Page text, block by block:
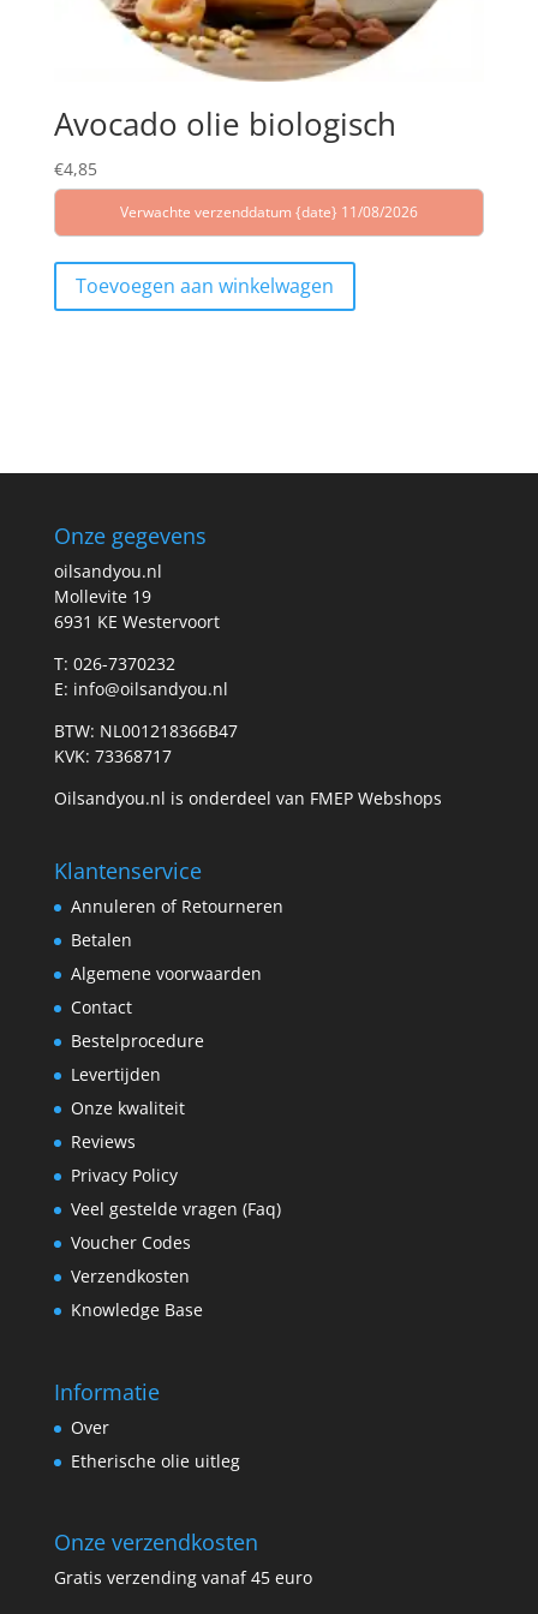
Avocado olie biologisch
€4,85
Verwachte verzenddatum {date} 11/08/2026
Toevoegen aan winkelwagen
Onze gegevens
oilsandyou.nl
Mollevite 19
6931 KE Westervoort
T: 026-7370232
E: info@oilsandyou.nl
BTW: NL001218366B47
KVK: 73368717
Oilsandyou.nl is onderdeel van FMEP Webshops
Klantenservice
Annuleren of Retourneren
Betalen
Algemene voorwaarden
Contact
Bestelprocedure
Levertijden
Onze kwaliteit
Reviews
Privacy Policy
Veel gestelde vragen (Faq)
Voucher Codes
Verzendkosten
Knowledge Base
Informatie
Over
Etherische olie uitleg
Onze verzendkosten
Gratis verzending vanaf 45 euro